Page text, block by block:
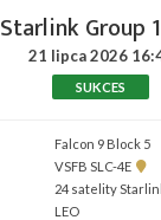
Starlink Group
21 lipca 2026
SUKCES
Falcon 9 Block 5
VSFB SLC-4E
24 satelity
LEO